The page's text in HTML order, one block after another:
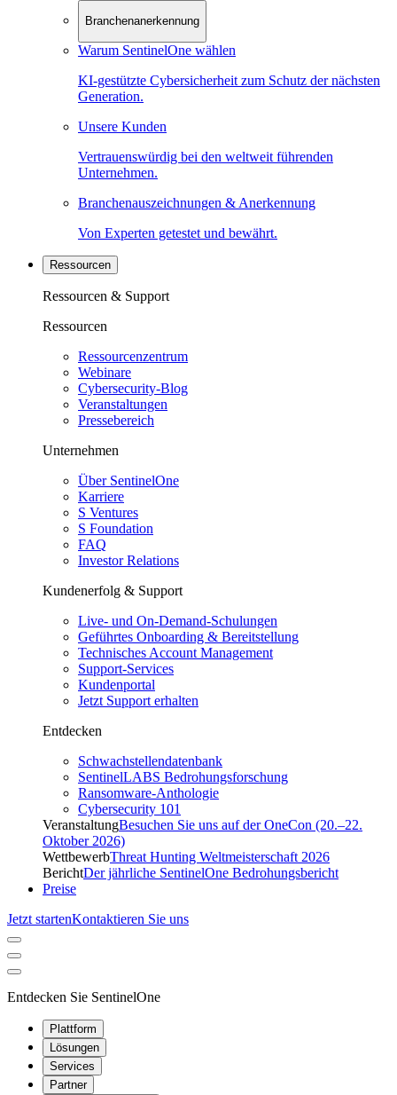
Branchenanerkennung
Warum SentinelOne wählen
KI-gestützte Cybersicherheit zum Schutz der nächsten
Generation.
Unsere Kunden
Vertrauenswürdig bei den weltweit führenden
Unternehmen.
Branchenauszeichnungen & Anerkennung
Von Experten getestet und bewährt.
Ressourcen
Ressourcen & Support
Ressourcen
Ressourcenzentrum
Webinare
Cybersecurity-Blog
Veranstaltungen
Pressebereich
Unternehmen
Über SentinelOne
Karriere
S Ventures
S Foundation
FAQ
Investor Relations
Kundenerfolg & Support
Live- und On-Demand-Schulungen
Geführtes Onboarding & Bereitstellung
Technisches Account Management
Support-Services
Kundenportal
Jetzt Support erhalten
Entdecken
Schwachstellendatenbank
SentinelLABS Bedrohungsforschung
Ransomware-Anthologie
Cybersecurity 101
VeranstaltungBesuchen Sie uns auf der OneCon (20.–22.
Oktober 2026)
WettbewerbThreat Hunting Weltmeisterschaft 2026
BerichtDer jährliche SentinelOne Bedrohungsbericht
Preise
Jetzt startenKontaktieren Sie uns
Entdecken Sie SentinelOne
Plattform
Lösungen
Services
Partner